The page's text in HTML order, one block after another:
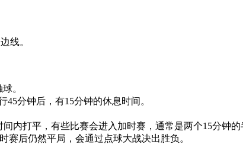
线。
。
45分钟后，有15分钟的休息时间。
内打平，有些比赛会进入加时赛，通常是两个15分钟的
赛后仍然平局，会通过点球大战决出胜负。